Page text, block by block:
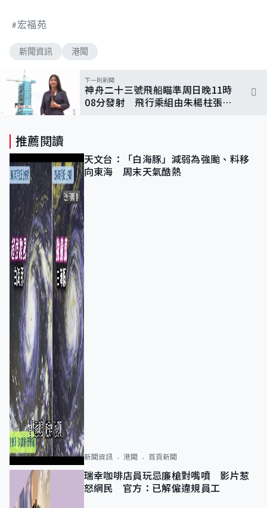
宏福苑
新聞資訊 港聞
下一則新聞
神舟二十三號飛船瞄準周日晚11時
08分發射 飛行乘組由朱楊柱張志
推薦閱讀
天文台：「白海豚」減弱為強颱、料移
向東海 周末天氣酷熱
新聞資訊 港聞 首頁新聞
瑞幸咖啡店員玩忌廉槍對嘴噴 影片惹
怒網民 官方：已解僱違規員工